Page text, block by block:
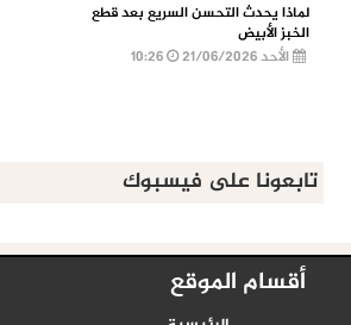
لماذا يحدث التحسن السريع بعد قطع
الخبز الأبيض
الأحد 21/06/2026
تابعونا على فيسبوك
أقسام الموقع